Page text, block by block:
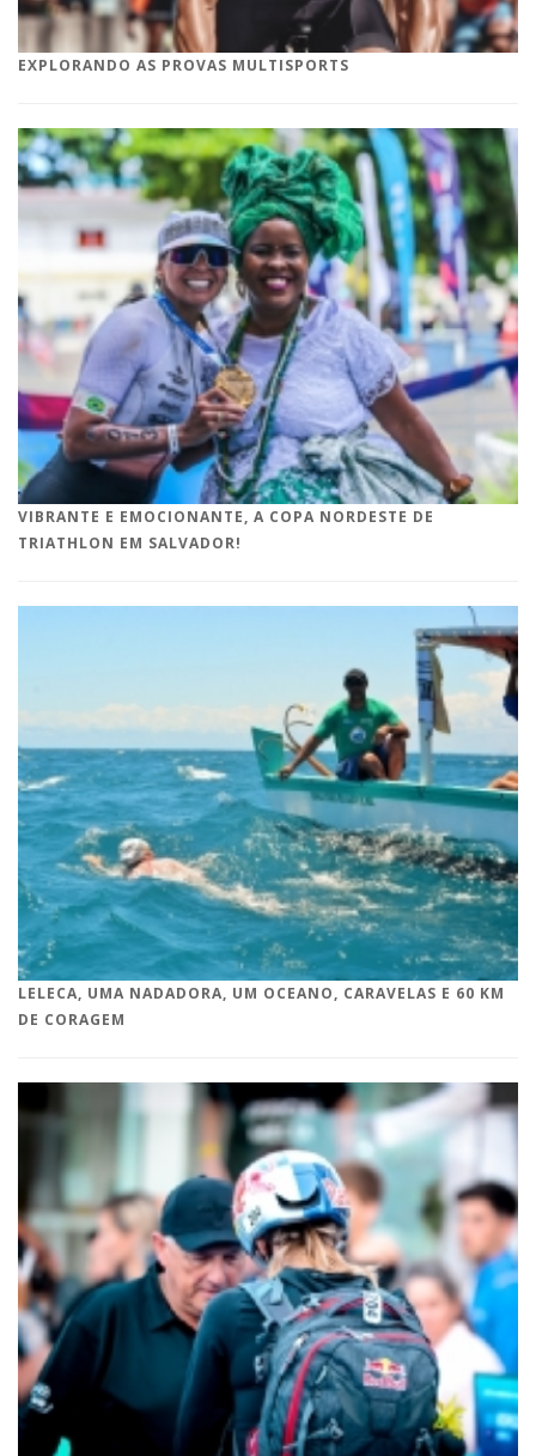
EXPLORANDO AS PROVAS MULTISPORTS
VIBRANTE E EMOCIONANTE, A COPA NORDESTE DE
TRIATHLON EM SALVADOR!
LELECA, UMA NADADORA, UM OCEANO, CARAVELAS E 60 KM
DE CORAGEM